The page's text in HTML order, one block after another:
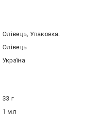
Олівець, Упаковка.
Олівець
Україна
33 г
1 мл